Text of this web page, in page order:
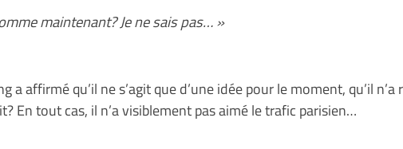
maintenant? Je ne sais pas… »
a affirmé qu’il ne s’agit que d’une idée pour le moment, qu’il n’a
En tout cas, il n’a visiblement pas aimé le trafic parisien…